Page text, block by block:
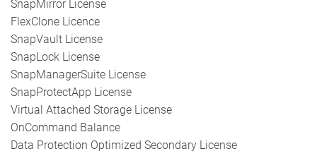
SnapMirror License
FlexClone Licence
SnapVault License
SnapLock License
SnapManagerSuite License
SnapProtectApp License
Virtual Attached Storage License
OnCommand Balance
Data Protection Optimized Secondary License